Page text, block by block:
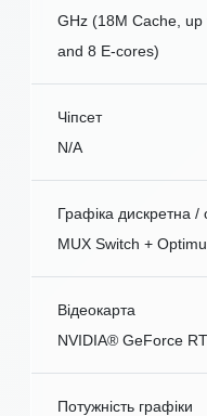
GHz (18M Cache,
and 8 E-cores)
Чіпсет
N/A
Графіка дискретна /
MUX Switch +
Відеокарта
NVIDIA® GeForce
Потужність графіки